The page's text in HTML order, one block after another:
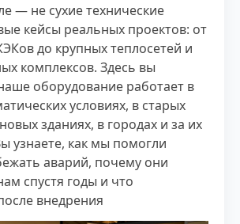
— не сухие технические
кейсы реальных проектов: от
до крупных теплосетей и
комплексов. Здесь вы
оборудование работает в
условиях, в старых
зданиях, в городах и за их
узнаете, как мы помогли
аварий, почему они
спустя годы и что
внедрения